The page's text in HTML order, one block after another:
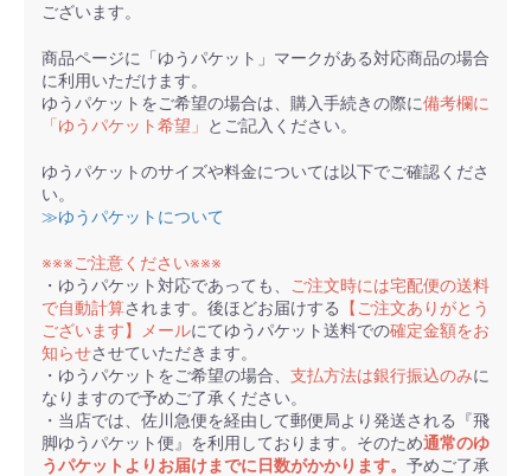
ございます。
商品ページに「ゆうパケット」マークがある対応商品の場合
に利用いただけます。
ゆうパケットをご希望の場合は、購入手続きの際に備考欄に
「ゆうパケット希望」
とご記入ください。
ゆうパケットのサイズや料金については以下でご確認くださ
い。
≫ゆうパケットについて
※※※ご注意ください※※※
・ゆうパケット対応であっても、
ご注文時には宅配便の送料
で自動計算されます。後ほどお届けする
【ご注文ありがとう
ございます】メールにてゆうパケット送料での確定金額をお
知らせさせていただきます。
・ゆうパケットをご希望の場合、 支払方法は銀行振込のみに
なりますので予めご了承ください。
・当店では、佐川急便を経由して郵便局より発送される『飛
脚ゆうパケット便』を利用しております。そのため通常のゆ
うパケットよりお届けまでに日数がかかります。 予めご了承